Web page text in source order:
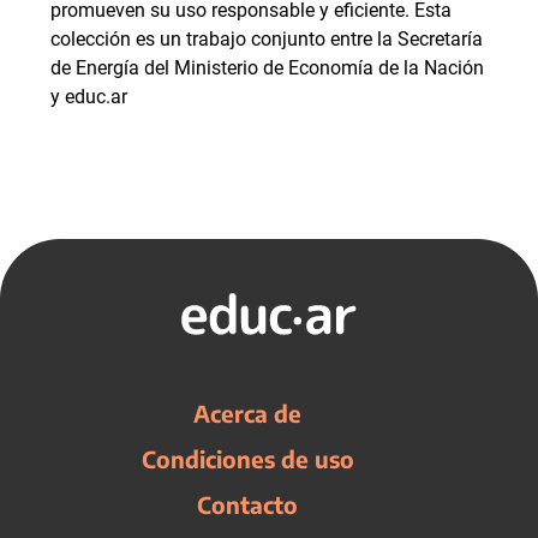
promueven su uso responsable y eficiente. Esta
colección es un trabajo conjunto entre la Secretaría
de Energía del Ministerio de Economía de la Nación
y educ.ar
Acerca de
Condiciones de uso
Contacto